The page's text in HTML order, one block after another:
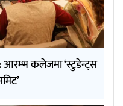
आरम्भ कलेजमा ‘स्टुडेन्ट्स